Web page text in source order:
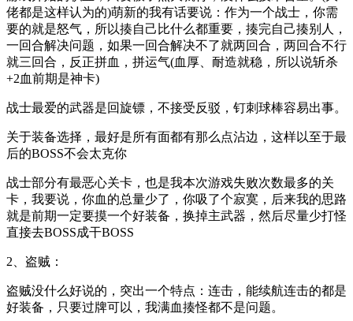
佬都是这样认为的)萌新的我有话要说：作为一个战士，你需
要的就是怒气，所以揍自己比什么都重要，揍完自己揍别人，
一回合解决问题，如果一回合解决不了就两回合，两回合不行
就三回合，反正拼血，拼运气(血厚、耐造就稳，所以说斩杀
+2血前期是神卡)
战士最爱的武器是回旋镖，不接受反驳，钉刺球棒容易出事。
关于装备选择，最好是所有面都有那么点沾边，这样以至于最
后的BOSS不会太克你
战士部分有最恶心关卡，也是我本次游戏失败次数最多的关
卡，我要说，你血的总量少了，你吸了个寂寞，后来我的思路
就是前期一定要摸一个好装备，换掉主武器，然后尽量少打怪
直接去BOSS成干BOSS
2、盗贼：
盗贼没什么好说的，突出一个特点：连击，能续航连击的都是
好装备，只要过牌可以，我满血揍怪都不是问题。